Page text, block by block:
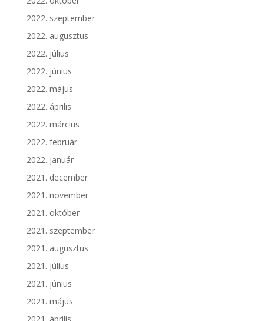
2022. szeptember
2022. augusztus
2022. július
2022. június
2022. május
2022. április
2022. március
2022. február
2022. január
2021. december
2021. november
2021. október
2021. szeptember
2021. augusztus
2021. július
2021. június
2021. május